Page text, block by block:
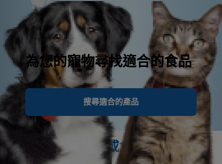
為您的寵物尋找適合的食品
搜尋適合的產品
什麼是食物過敏或食物不耐？